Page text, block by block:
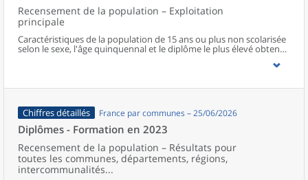
Recensement de la population – Exploitation
principale
Caractéristiques de la population de 15 ans ou plus non scolarisée
selon le sexe, l'âge quinquennal et le diplôme le plus élevé obtenu
au niveau communal et supracommunal pour la France hors
Chiffres détaillés France par communes – 25/06/2026
Diplômes - Formation en 2023
Recensement de la population – Résultats pour
toutes les communes, départements, régions,
intercommunalités...